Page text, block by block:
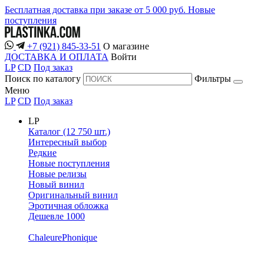
Бесплатная доставка при заказе от 5 000 руб. Новые
поступления
+7 (921) 845-33-51 О магазине
ДОСТАВКА И ОПЛАТА Войти
LP CD Под заказ
Поиск по каталогу
Фильтры
Меню
LP CD Под заказ
LP
Каталог (12 750 шт.)
Интересный выбор
Редкие
Новые поступления
Новые релизы
Новый винил
Оригинальный винил
Эротичная обложка
Дешевле 1000
ChaleurePhonique